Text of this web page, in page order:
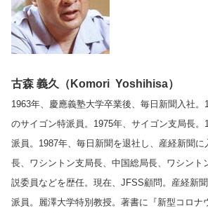
古森 義久（Komori Yoshihisa）
1963年、慶應義塾大学卒業後、毎日新聞入社。
のサイゴン特派員。1975年、サイゴン支局長。
派員。1987年、毎日新聞を退社し、産経新聞に
長、ワシントン支局長、中国総局長、ワシント
説委員などを歴任。現在、JFSS顧問。産経新
派員。麗澤大学特別教授。著書に『新型コロナ